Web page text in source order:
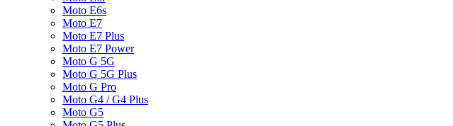
Moto E6s
Moto E7
Moto E7 Plus
Moto E7 Power
Moto G 5G
Moto G 5G Plus
Moto G Pro
Moto G4 / G4 Plus
Moto G5